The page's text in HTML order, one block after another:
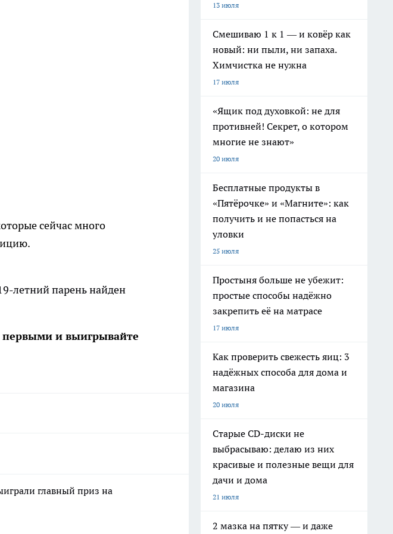
сейчас много
летний парень найден
первыми и выигрывайте
главный приз на
13 июля
Смешиваю 1 к 1 — и ковёр как
новый: ни пыли, ни запаха.
Химчистка не нужна
17 июля
«Ящик под духовкой: не для
противней! Секрет, о котором
многие не знают»
20 июля
Бесплатные продукты в
«Пятёрочке» и «Магните»: как
получить и не попасться на
уловки
25 июля
Простыня больше не убежит:
простые способы надёжно
закрепить её на матрасе
17 июля
Как проверить свежесть яиц: 3
надёжных способа для дома и
магазина
20 июля
Старые CD-диски не
выбрасываю: делаю из них
красивые и полезные вещи для
дачи и дома
21 июля
2 мазка на пятку — и даже